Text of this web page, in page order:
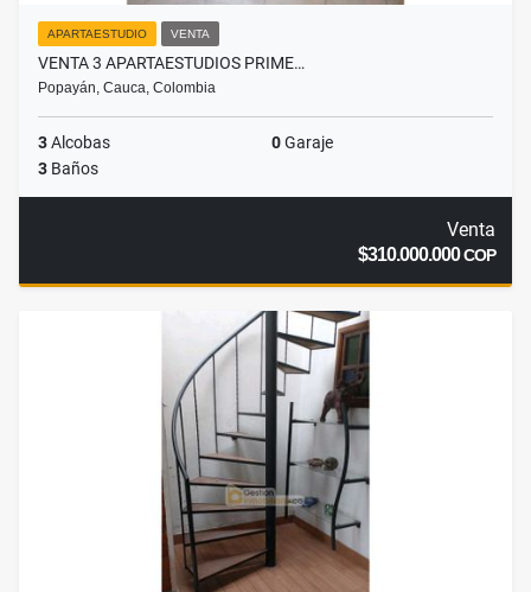
APARTAESTUDIO VENTA
VENTA 3 APARTAESTUDIOS PRIME…
Popayán, Cauca, Colombia
3Alcobas 0Garaje
3 Baños
Venta
$310.000.000COP